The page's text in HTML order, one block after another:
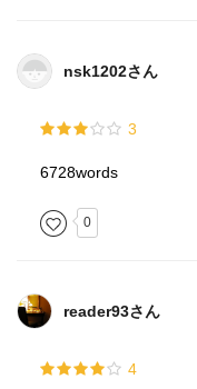
nsk1202さん
3
6728words
0
reader93さん
4